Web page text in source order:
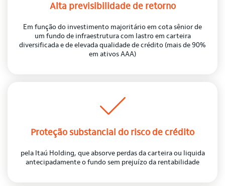
Alta previsibilidade de retorno
Em função do investimento majoritário em cota sênior de
um fundo de infraestrutura com lastro em carteira
diversificada e de elevada qualidade de crédito (mais de 90%
em ativos AAA)
Proteção substancial do risco de crédito
pela Itaú Holding, que absorve perdas da carteira ou liquida
antecipadamente o fundo sem prejuízo da rentabilidade